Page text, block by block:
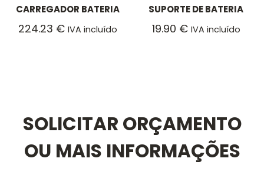
CARREGADOR BATERIA
224.23 € IVA incluído
SUPORTE DE BATERIA
19.90 € IVA incluído
SOLICITAR ORÇAMENTO
OU MAIS INFORMAÇÕES